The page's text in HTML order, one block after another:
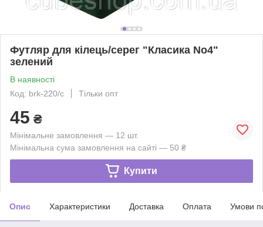
Футляр для кілець/серег "Класика No4"
зелений
В наявності
Код: brk-220/c
Тільки опт
45 ₴
Мінімальне замовлення — 12 шт.
Мінімальна сума замовлення на сайті — 50 ₴
Купити
Опис Характеристики Доставка Оплата Умови